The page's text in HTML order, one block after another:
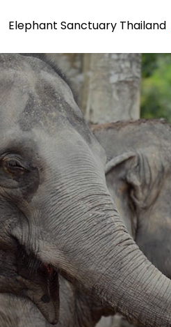
Elephant Sanctuary Thailand